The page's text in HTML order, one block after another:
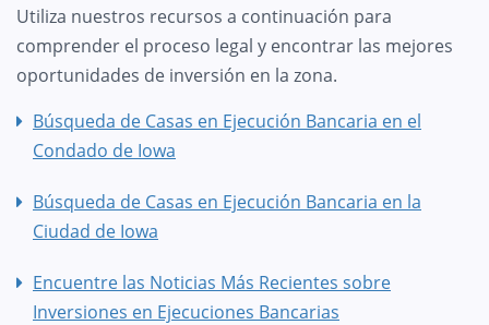
Utiliza nuestros recursos a continuación para
comprender el proceso legal y encontrar las mejores
oportunidades de inversión en la zona.
Búsqueda de Casas en Ejecución Bancaria en el
Condado de Iowa
Búsqueda de Casas en Ejecución Bancaria en la
Ciudad de Iowa
Encuentre las Noticias Más Recientes sobre
Inversiones en Ejecuciones Bancarias